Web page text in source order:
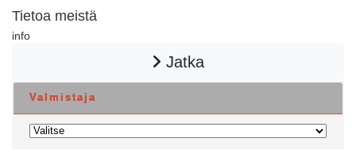
Tietoa meistä
info
Jatka
Valmistaja